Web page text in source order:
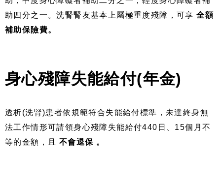
助四分之一。洗腎腎友基本上屬極重度殘障，可享全額
補助保險費。
身心殘障失能給付(年金)
透析(洗腎)患者依規範符合失能給付標準，未達終身無
法工作情形可請領身心殘障失能給付440日、15個月不
等的金額，且 不會退保 。